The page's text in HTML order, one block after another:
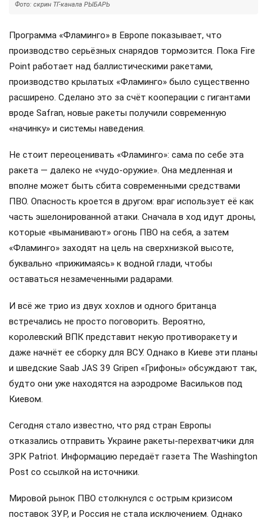
Фото: скрин ТГ-канала РЫБАРЬ
Программа «Фламинго» в Европе показывает, что
производство серьёзных снарядов тормозится. Пока Fire
Point работает над баллистическими ракетами,
производство крылатых «Фламинго» было существенно
расширено. Сделано это за счёт кооперации с гигантами
вроде Safran, новые ракеты получили современную
«начинку» и системы наведения.
Не стоит переоценивать «Фламинго»: сама по себе эта
ракета — далеко не «чудо-оружие». Она медленная и
вполне может быть сбита современными средствами
ПВО. Опасность кроется в другом: враг использует её как
часть эшелонированной атаки. Сначала в ход идут дроны,
которые «выманивают» огонь ПВО на себя, а затем
«Фламинго» заходят на цель на сверхнизкой высоте,
буквально «прижимаясь» к водной глади, чтобы
оставаться незамеченными радарами.
И всё же трио из двух хохлов и одного британца
встречались не просто поговорить. Вероятно,
королевский ВПК представит некую противоракету и
даже начнёт ее сборку для ВСУ. Однако в Киеве эти планы
и шведские Saab JAS 39 Gripen «Грифоны» обсуждают так,
будто они уже находятся на аэродроме Васильков под
Киевом.
Сегодня стало известно, что ряд стран Европы
отказались отправить Украине ракеты-перехватчики для
ЗРК Patriot. Информацию передаёт газета The Washington
Post со ссылкой на источники.
Мировой рынок ПВО столкнулся с острым кризисом
поставок ЗУР, и Россия не стала исключением. Однако